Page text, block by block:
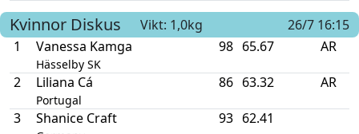
Kvinnor Diskus Vikt: 1,0kg
26/7 16:15
1
Vanessa Kamga
Hässelby SK
98 65.67 AR
2 Liliana Cá
Portugal
86 63.32 AR
3 Shanice Craft 93 62.41